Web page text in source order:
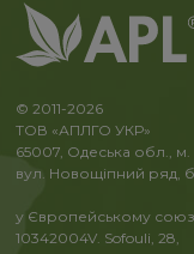
© 2011-2026
ТОВ «АПЛГО УКР»
65007, Одеська обл.,
вул. Новощіпний ряд,
у Європейському
10342004V. Sofouli, 28,